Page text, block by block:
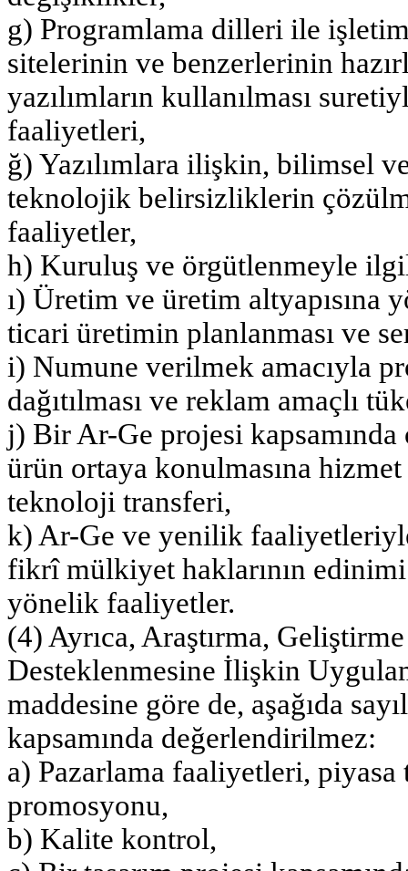
g) Programlama dilleri ile
sitelerinin ve benzerlerinin
yazılımların kullanılması
faaliyetleri,
ğ) Yazılımlara ilişkin, bilimsel
teknolojik belirsizliklerin
faaliyetler,
h) Kuruluş ve örgütlenmeyle
ı) Üretim ve üretim altyapısına
ticari üretimin planlanması ve
i) Numune verilmek amacıyla
dağıtılması ve reklam amaçlı
j) Bir Ar-Ge projesi kapsamında
ürün ortaya konulmasına
teknoloji transferi,
k) Ar-Ge ve yenilik
fikrî mülkiyet haklarının edinimi
yönelik faaliyetler.
(4) Ayrıca, Araştırma,
Desteklenmesine İlişkin
maddesine göre de, aşağıda
kapsamında değerlendirilmez:
a) Pazarlama faaliyetleri, piyasa
promosyonu,
b) Kalite kontrol,